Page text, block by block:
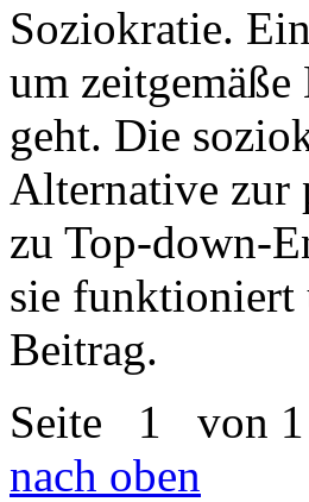
Soziokratie.
um
geht. Die
Alternative zur
zu Top-down-
sie funktioniert
Beitrag.
Seite 1 von 1
nach oben